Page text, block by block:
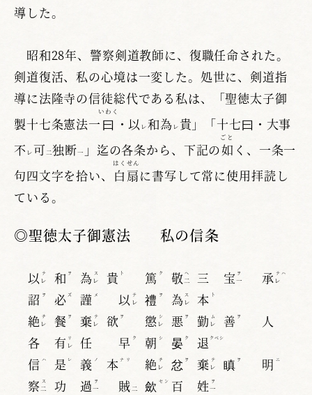
導した。
昭和28年、警察剣道教師に、復職任命された。
剣道復活、私の心境は一変した。処世に、剣道指
導に法隆寺の信徒総代である私は、「聖徳太子御
製十七条憲法一 曰
いわく
・以 レ和為レ貴」「十七曰・大事
不 レ可 二独断一 」迄の各条から、下記の如
ごと
く、一条一
句四文字を拾い、 白扇
はくせん
に書写して常に使用拝読し
ている。
◎聖徳太子御憲法 私の信条
以 レ
テ 和 ヲ 為レ
ス 貴 ト 篤 ク 敬二
ヘ 三 宝一
ヲ 承レ
テハ
詔 ヲ 必 ズ 謹 メ 以 レ
テ 禮 ヲ 為レ
ス 本 ト
絶 レ
チ 餐 ヲ 棄レ
テ 欲 ヲ 懲レ
シ 悪 ヲ 勤 レ
ム 善 ヲ
人
各
有 レ
リ 任 早 ク 朝 シ 晏 ク 退 クベシ
信 ハ 是 レ 義 ノ 本 ナリ 絶 レ
チ 忿 ヲ 棄レ
テ 瞋 ヲ 明 ニ
察二
ス 功 過一
ヲ 賊 二歛 セン 百 姓一
ヲ